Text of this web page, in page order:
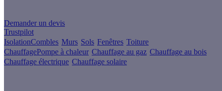
Demander un devis
Trustpilot
IsolationCombles Murs Sols Fenêtres Toiture
ChauffagePompe à chaleur Chauffage au gaz Chauffage au bois
Chauffage électrique Chauffage solaire